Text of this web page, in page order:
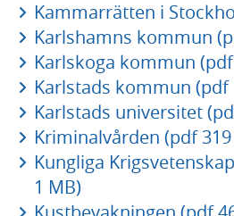
Kammarrätten i
Karlshamns kommun
Karlskoga kommun
Karlstads kommun (pdf
Karlstads universitet
Kriminalvården (pdf
Kungliga
1 MB)